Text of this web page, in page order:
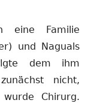
Familie
und Naguals
dem ihm
nicht,
Chirurg.